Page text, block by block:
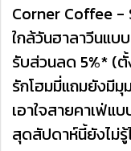
Corner Coffee -
ใกล้วันฮาลาวีนแบ
รับส่วนลด 5%* (
รักโฮมมี่แถมยังมีมุ
เอาใจสายคาเฟ่แบ
สุดสัปดาห์นี้ยังไม่รู้